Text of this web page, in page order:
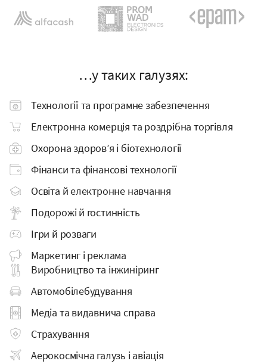
…у таких галузях:
Технології та програмне забезпечення
Електронна комерція та роздрібна торгівля
Охорона здоров’я і біотехнології
Фінанси та фінансові технології
Освіта йелектронне навчання
Подорожі й гостинність
Ігри й розваги
Маркетинг і реклама
Виробництво та інжиніринг
Автомобілебудування
Медіа та видавнича справа
Страхування
Аерокосмічна галузь і авіація